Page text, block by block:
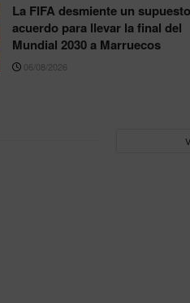
La FIFA desmiente un supuesto
acuerdo para llevar la final del
Mundial 2030 a Marruecos
06/08/2026